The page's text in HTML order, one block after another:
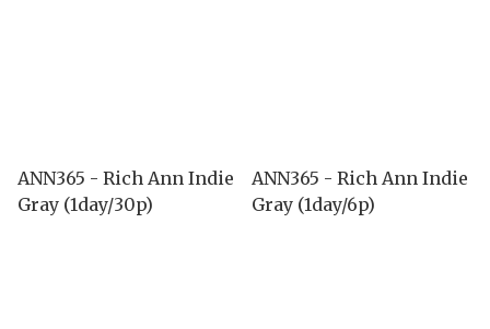
ANN365 - Rich Ann Indie
Gray (1day/30p)
ANN365 - Rich Ann Indie
Gray (1day/6p)